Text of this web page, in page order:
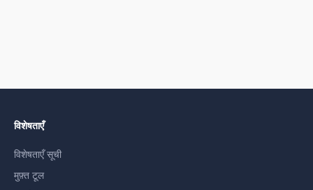
विशेषताएँ
विशेषताएँ सूची
मुफ़्त टूल